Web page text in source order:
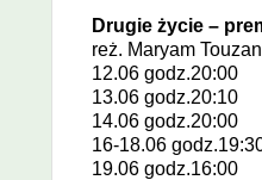
Drugie życie –
reż. Maryam
12.06 godz.20:00
13.06 godz.20:10
14.06 godz.20:00
16-18.06
19.06 godz.16:00